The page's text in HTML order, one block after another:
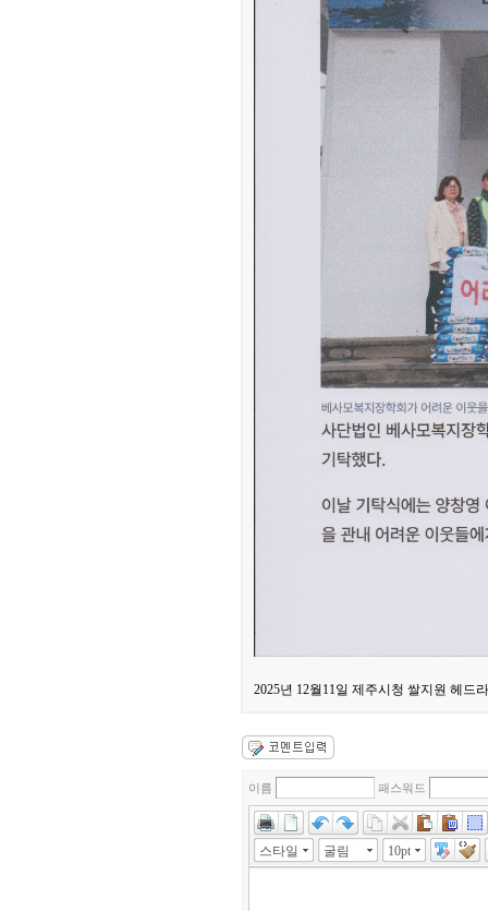
2025년 12월11일 제주시청 쌀지원 헤드
이름 패스워드
스타일 굴림 10pt